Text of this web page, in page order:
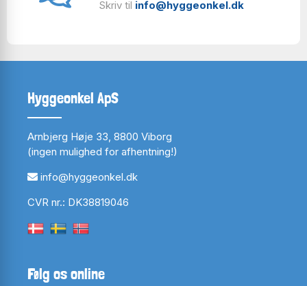
Skriv til info@hyggeonkel.dk
Hyggeonkel ApS
Arnbjerg Høje 33, 8800 Viborg
(ingen mulighed for afhentning!)
info@hyggeonkel.dk
CVR nr.: DK38819046
Følg os online